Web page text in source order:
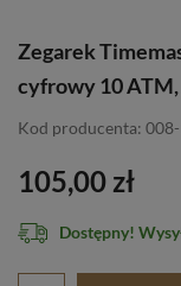
Zegarek
cyfrowy 10
Kod producenta:
105,00 zł
Dostępny!